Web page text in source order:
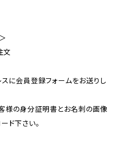
文
に会員登録フォームをお送りし
様の身分証明書とお名刺の画像
ド下さい。